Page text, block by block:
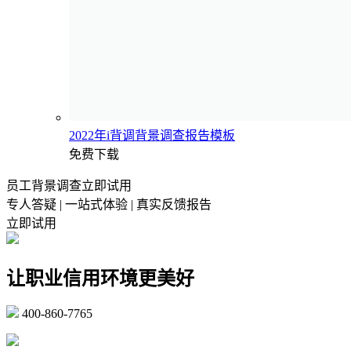
2022年i背调背景调查报告模板
免费下载
员工背景调查立即试用
专人答疑 | 一站式体验 | 真实反馈报告
立即试用
让职业信用环境更美好
400-860-7765